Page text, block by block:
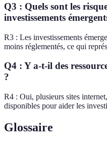
Q3 : Quels sont les
investissements
R3 : Les investissements
moins réglementés, ce qui
Q4 : Y a-t-il des
?
R4 : Oui, plusieurs sites
disponibles pour aider les
Glossaire